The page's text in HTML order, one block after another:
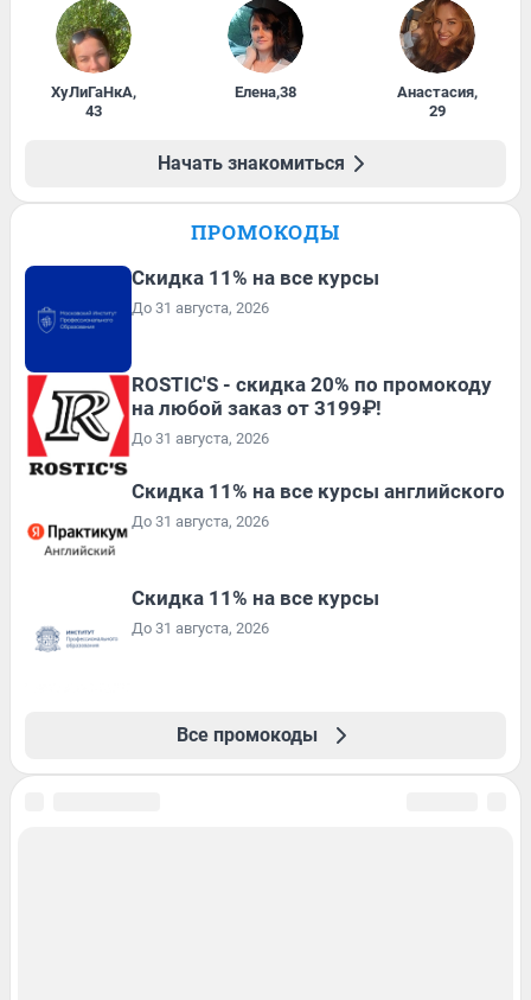
ХуЛиГаНкА,
43
Елена,38 Анастасия,
29
Начать знакомиться
ПРОМОКОДЫ
Скидка 11% на все курсы
До 31 августа, 2026
ROSTIC'S - скидка 20% по промокоду
на любой заказ от 3199₽!
До 31 августа, 2026
Скидка 11% на все курсы английского
До 31 августа, 2026
Скидка 11% на все курсы
До 31 августа, 2026
Все промокоды